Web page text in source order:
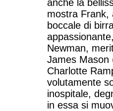
anche la
mostra Frank,
boccale di
Newman,
James Mason
Charlotte
volutamente
inospitale,
in essa si